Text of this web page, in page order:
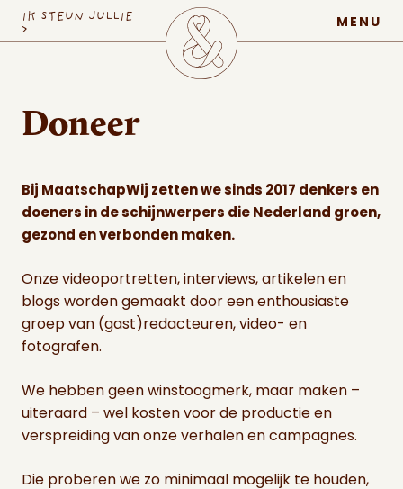
MaatschapWij
MENU
IK STEUN JULLIE
>
Doneer
Bij MaatschapWij zetten we sinds 2017 denkers en
doeners in de schijnwerpers die Nederland groen,
gezond en verbonden maken.
Onze videoportretten, interviews, artikelen en
blogs worden gemaakt door een enthousiaste
groep van (gast)redacteuren, video- en
fotografen.
We hebben geen winstoogmerk, maar maken –
uiteraard – wel kosten voor de productie en
verspreiding van onze verhalen en campagnes.
Die proberen we zo minimaal mogelijk te houden,